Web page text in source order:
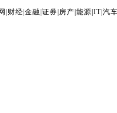
财经 金融 证券 房产 能源 IT| 汽车